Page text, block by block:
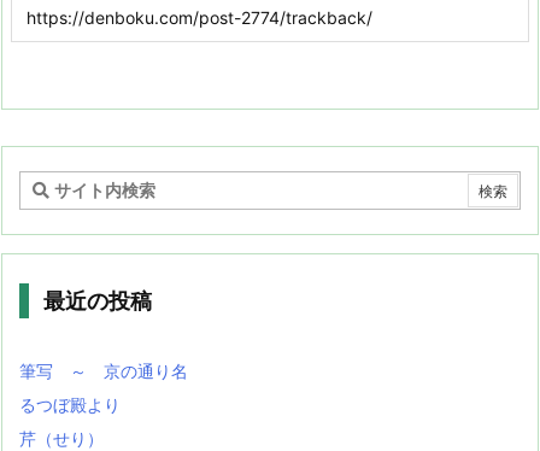
最近の投稿
筆写 ～ 京の通り名
るつぼ殿より
芹（せり）